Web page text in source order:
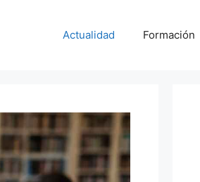
Actualidad Formación